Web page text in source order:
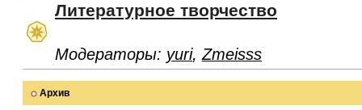
Литературное творчество
Модераторы: yuri, Zmeisss
Архив